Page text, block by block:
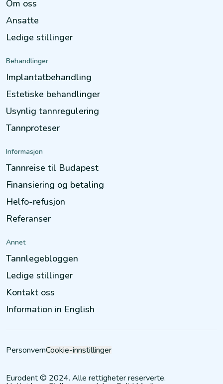
Om oss
Ansatte
Ledige stillinger
Behandlinger
Implantatbehandling
Estetiske behandlinger
Usynlig tannregulering
Tannproteser
Informasjon
Tannreise til Budapest
Finansiering og betaling
Helfo-refusjon
Referanser
Annet
Tannlegebloggen
Ledige stillinger
Kontakt oss
Information in English
PersonvernCookie-innstillinger
Eurodent © 2024. Alle rettigheter reserverte.